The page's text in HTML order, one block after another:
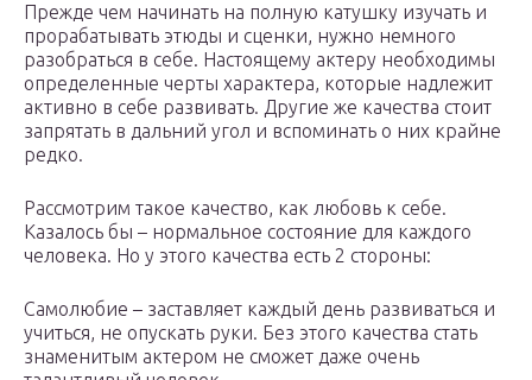
Прежде чем начинать на полную катушку изучать и
прорабатывать этюды и сценки, нужно немного
разобраться в себе. Настоящему актеру необходимы
определенные черты характера, которые надлежит
активно в себе развивать. Другие же качества стоит
запрятать в дальний угол и вспоминать о них крайне
редко.
Рассмотрим такое качество, как любовь к себе.
Казалось бы – нормальное состояние для каждого
человека. Но у этого качества есть 2 стороны:
Самолюбие – заставляет каждый день развиваться и
учиться, не опускать руки. Без этого качества стать
знаменитым актером не сможет даже очень